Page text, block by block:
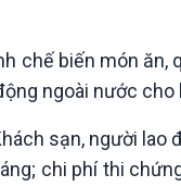
chế biến món ăn,
ngoài nước cho
sạn, người lao
chi phí thi